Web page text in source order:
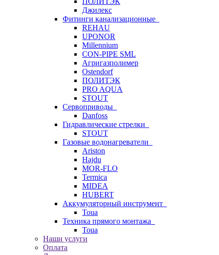
Джилекс
Фитинги канализационные
REHAU
UPONOR
Millennium
CON-PIPE SML
Агригазполимер
Ostendorf
ПОЛИТЭК
PRO AQUA
STOUT
Сервоприводы
Danfoss
Гидравлические стрелки
STOUT
Газовые водонагреватели
Ariston
Hajdu
MOR-FLO
Termica
MIDEA
HUBERT
Аккумуляторный инструмент
Toua
Техника прямого монтажа
Toua
Наши услуги
Оплата